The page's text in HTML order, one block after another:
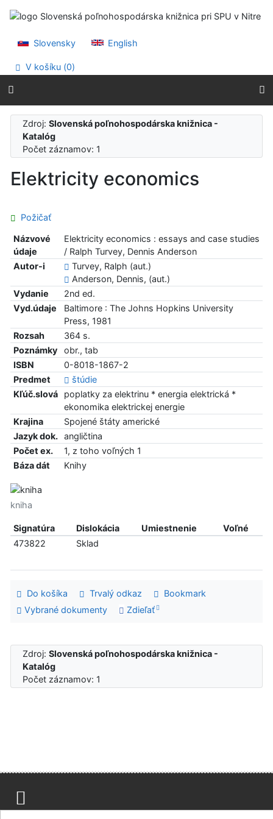
Prejsť na menu
Slovensky
English
V košíku (0)
Zdroj:Slovenská poľnohospodárska knižnica -
Katalóg
Počet záznamov: 1
Elektricity economics
Požičať
Názvové
údaje
Elektricity economics : essays and case studies
/ Ralph Turvey, Dennis Anderson
Autor-i
Turvey, Ralph (aut.)
Anderson, Dennis, (aut.)
Vydanie
2nd ed.
Vyd.údaje
Baltimore : The Johns Hopkins University
Press, 1981
Rozsah
364 s.
Poznámky
obr., tab
ISBN
0-8018-1867-2
Predmet
štúdie
Kľúč.slová
poplatky za elektrinu * energia elektrická *
ekonomika elektrickej energie
Krajina
Spojené štáty americké
Jazyk dok.
angličtina
Počet ex.
1, z toho voľných 1
Báza dát
Knihy
kniha
Signatúra Dislokácia Umiestnenie
Voľné
473822
Sklad
Do košíka Trvalý odkaz
Bookmark
Vybrané dokumenty
Zdieľať
Zdroj:Slovenská poľnohospodárska knižnica -
Katalóg
Počet záznamov: 1